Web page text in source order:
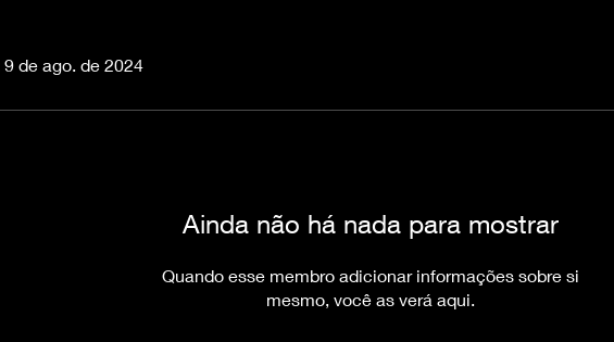
de ago. de 2024
Ainda não há nada para mostrar
Quando esse membro adicionar informações sobre si
mesmo, você as verá aqui.